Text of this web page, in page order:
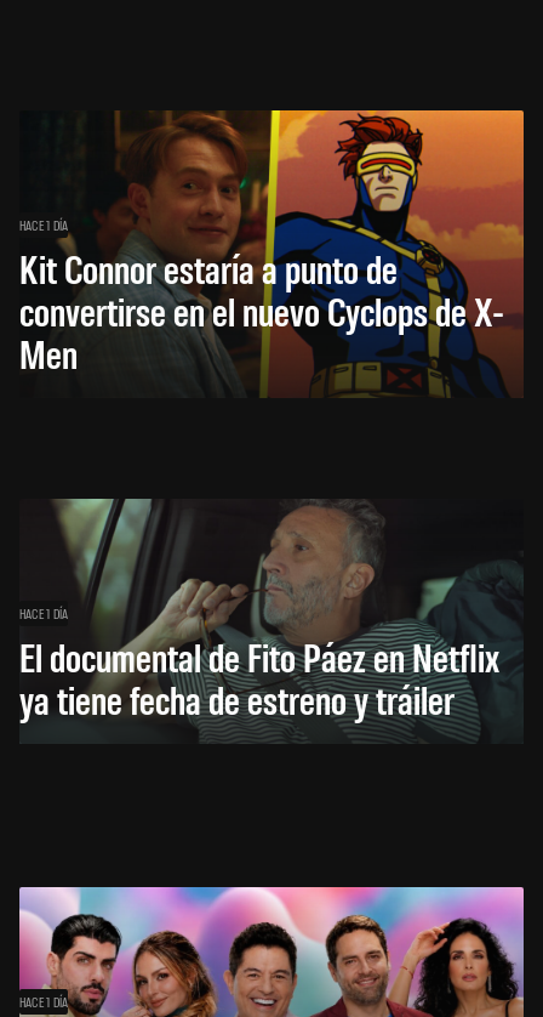
HACE 1 DÍA
Kit Connor estaría a punto de
convertirse en el nuevo Cyclops de X-
Men
HACE 1 DÍA
El documental de Fito Páez en Netflix
ya tiene fecha de estreno y tráiler
HACE 1 DÍA